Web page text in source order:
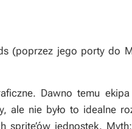
(poprzez jego porty do
Dawno temu
ale nie było to idealne
sprite’ów jednostek.